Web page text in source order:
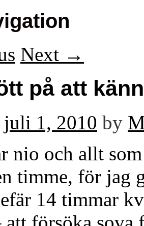
Next →
på att
juli 1, 2010 by
nio och allt
timme, för jag
14 timmar